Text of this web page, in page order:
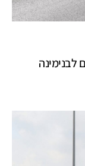
שני לנכנסים לבנימינה